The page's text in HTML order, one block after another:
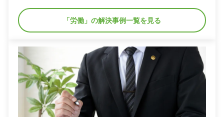
「労働」の解決事例一覧を見る